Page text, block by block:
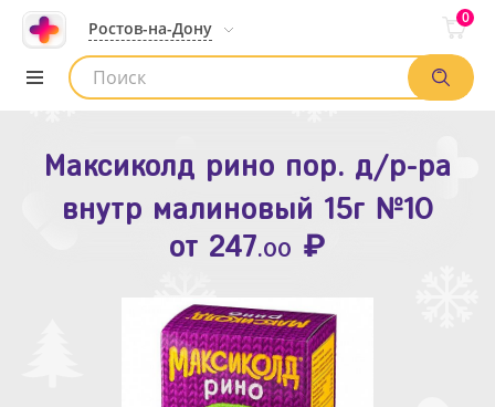
Ростов-на-Дону
0
Список аптек
Максиколд рино пор. д/р-ра
внутр малиновый 15г №10
от 247.00 ₽
Зодак таб. п.п.о. 10мг №10
от109.80 ₽